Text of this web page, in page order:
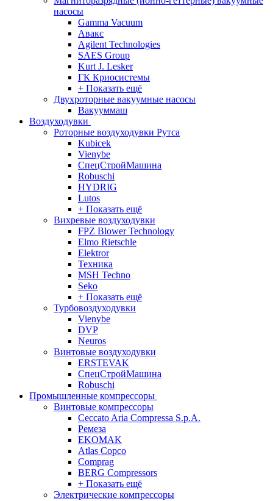
насосы
Gamma Vacuum
Авакс
Agilent Technologies
SAES Group
Kurt J. Lesker
ГК Криосистемы
+ Показать ещё
Двухроторные вакуумные насосы
Вакууммаш
Воздуходувки
Роторные воздуходувки Рутса
Kubicek
Vienybe
СпецСтройМашина
Robuschi
HYDRIG
Lutos
+ Показать ещё
Вихревые воздуходувки
FPZ Blower Technology
Elmo Rietschle
Elektror
Техника
MSH Techno
Seko
+ Показать ещё
Турбовоздуходувки
Vienybe
DVP
Neuros
Винтовые воздуходувки
ERSTEVAK
СпецСтройМашина
Robuschi
Промышленные компрессоры
Винтовые компрессоры
Ceccato Aria Compressa S.p.A.
Ремеза
EKOMAK
Atlas Copco
Comprag
BERG Compressors
+ Показать ещё
Электрические компрессоры